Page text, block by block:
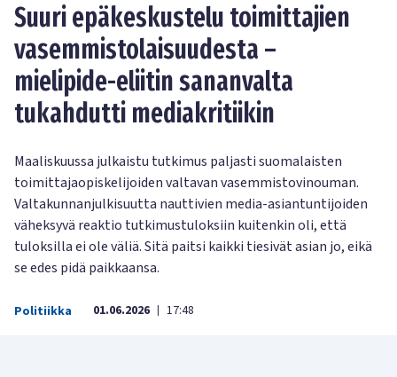
Suuri epäkeskustelu toimittajien
vasemmistolaisuudesta –
mielipide-eliitin sananvalta
tukahdutti mediakritiikin
Maaliskuussa julkaistu tutkimus paljasti suomalaisten
toimittajaopiskelijoiden valtavan vasemmistovinouman.
Valtakunnanjulkisuutta nauttivien media-asiantuntijoiden
väheksyvä reaktio tutkimustuloksiin kuitenkin oli, että
tuloksilla ei ole väliä. Sitä paitsi kaikki tiesivät asian jo, eikä
se edes pidä paikkaansa.
Politiikka 01.06.2026 | 17:48